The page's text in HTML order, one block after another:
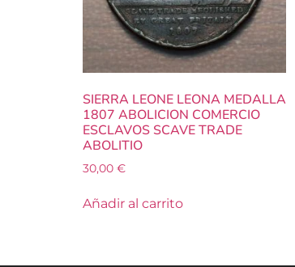
SIERRA LEONE LEONA MEDALLA
1807 ABOLICION COMERCIO
ESCLAVOS SCAVE TRADE
ABOLITIO
30,00 €
Añadir al carrito